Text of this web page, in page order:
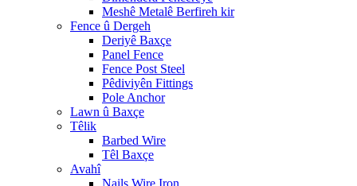
Meshê Metalê Berfireh kir
Fence û Dergeh
Deriyê Baxçe
Panel Fence
Fence Post Steel
Pêdiviyên Fittings
Pole Anchor
Lawn û Baxçe
Têlik
Barbed Wire
Têl Baxçe
Avahî
Nails Wire Iron